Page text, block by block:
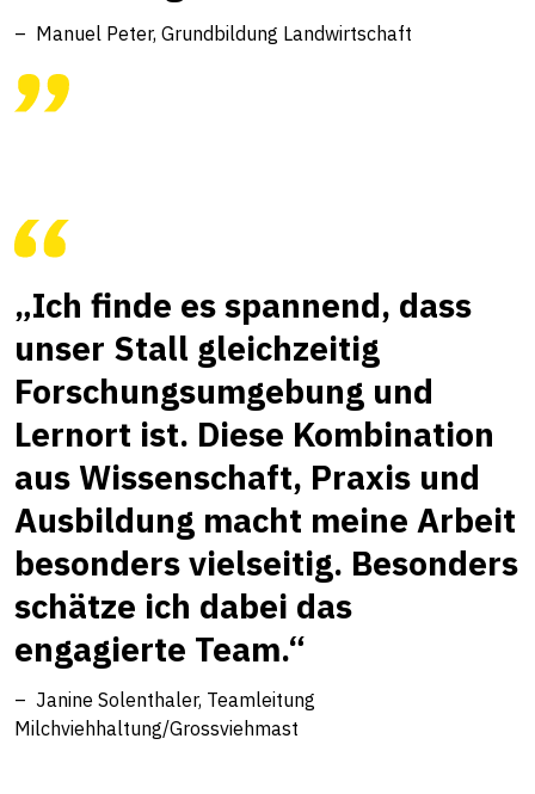
Manuel Peter, Grundbildung Landwirtschaft
„Ich finde es spannend, dass
unser Stall gleichzeitig
Forschungsumgebung und
Lernort ist. Diese Kombination
aus Wissenschaft, Praxis und
Ausbildung macht meine Arbeit
besonders vielseitig. Besonders
schätze ich dabei das
engagierte Team.“
Janine Solenthaler, Teamleitung
Milchviehhaltung/Grossviehmast